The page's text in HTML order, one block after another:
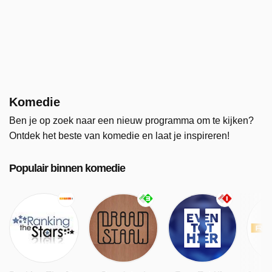
Komedie
Ben je op zoek naar een nieuw programma om te kijken?
Ontdek het beste van komedie en laat je inspireren!
Populair binnen komedie